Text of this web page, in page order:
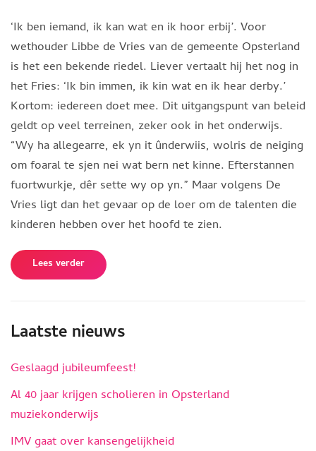
‘Ik ben iemand, ik kan wat en ik hoor erbij’. Voor
wethouder Libbe de Vries van de gemeente Opsterland
is het een bekende riedel. Liever vertaalt hij het nog in
het Fries: ‘Ik bin immen, ik kin wat en ik hear derby.’
Kortom: iedereen doet mee. Dit uitgangspunt van beleid
geldt op veel terreinen, zeker ook in het onderwijs.
“Wy ha allegearre, ek yn it ûnderwiis, wolris de neiging
om foaral te sjen nei wat bern net kinne. Efterstannen
fuortwurkje, dêr sette wy op yn.” Maar volgens De
Vries ligt dan het gevaar op de loer om de talenten die
kinderen hebben over het hoofd te zien.
Lees verder
Laatste nieuws
Geslaagd jubileumfeest!
Al 40 jaar krijgen scholieren in Opsterland
muziekonderwijs
IMV gaat over kansengelijkheid